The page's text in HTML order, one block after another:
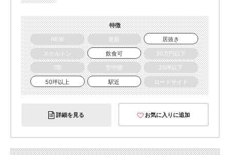
特徴
NEW
更新
居抜き
スケルトン
飲食可
30万円以下
1階
空中階
20坪以下
50坪以上
駅近 ロードサイド
詳細を見る お気に入りに追加